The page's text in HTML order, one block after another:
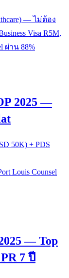
— ไม่ต้อง
Visa R5M,
ผ่าน 88%
2025 —
50K) + PDS
Louis Counsel
— Top
7 ปี